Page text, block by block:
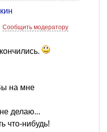
Сообщить модератору
на мне
делаю...
что-нибудь!